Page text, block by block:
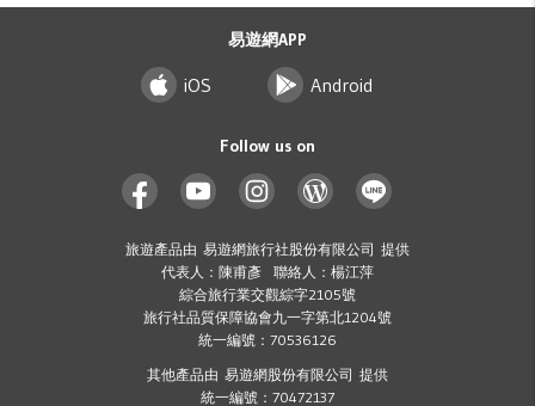
易遊網APP
iOS Android
Follow us on
旅遊產品由 易遊網旅行社股份有限公司 提供
代表人：陳甫彥 聯絡人：楊江萍
綜合旅行業交觀綜字2105號
旅行社品質保障協會九一字第北1204號
統一編號：70536126
其他產品由 易遊網股份有限公司 提供
統一編號：70472137